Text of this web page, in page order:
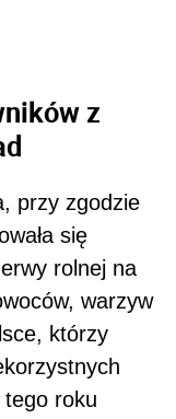
z
przy zgodzie
się
rolnej na
warzyw
którzy
roku